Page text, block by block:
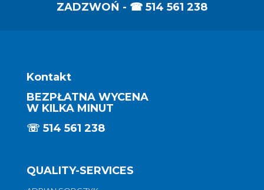
ZADZWOŃ - ☎ 514 561 238
Kontakt
BEZPŁATNA WYCENA
W KILKA MINUT
☏ 514 561 238
QUALITY-SERVICES